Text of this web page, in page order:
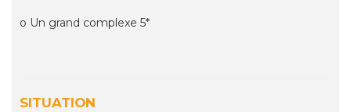
o Un grand complexe 5*
SITUATION